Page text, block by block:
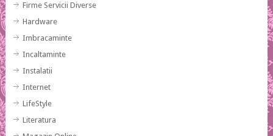
Firme Servicii Diverse
Hardware
Imbracaminte
Incaltaminte
Instalatii
Internet
LifeStyle
Literatura